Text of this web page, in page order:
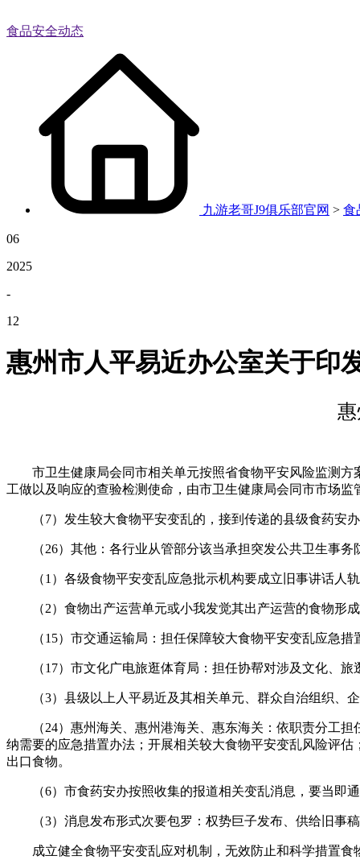
食品安全动态
九游老哥J9俱乐部官网 > 食
06
2025
-
12
惠州市人平易近办公室关于印
市卫生健康局会同市相关单元按照省食物平安风险监测方
工做以及响应的查验检测使命，由市卫生健康局会同市市场
（7）发生较大食物平安变乱的，接到传递的县级食药安办
（26）其他：各行业从管部分该当承担突发公共卫生事务
（1）各级食物平安变乱应急批示机构要成立旧事讲话人
（2）食物出产运营单元或小我发觉其出产运营的食物形成
（15）市交通运输局：担任保障较大食物平安变乱应急措
（17）市文化广电旅逛体育局：担任协帮对涉及文化、旅
（3）县级以上人平易近及其相关单元、群众自治组织、
（24）惠州海关、惠州港海关、惠东海关：依职责分工担
纳需要的应急措置办法；开展相关较大食物平安变乱风险评
出口食物。
（6）市食药安办按照收集的报道相关变乱消息，要当即通
（3）消息发布形式次要包罗：权势巨子发布、供给旧事
成立健全食物平安变乱应对机制，无效防止和科学措置食